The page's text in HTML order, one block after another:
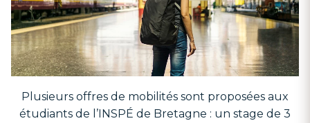
Plusieurs offres de mobilités sont proposées aux
étudiants de l’INSPÉ de Bretagne : un stage de 3